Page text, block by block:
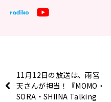
11月12日の放送は、雨宮
天さんが担当！『MOMO・
SORA・SHIINA Talking